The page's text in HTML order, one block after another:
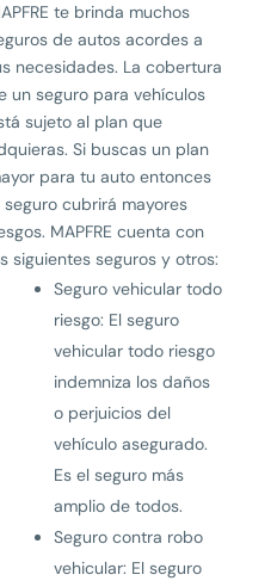
te brinda muchos
de autos acordes a
necesidades. La cobertura
un seguro para vehículos
sujeto al plan que
Si buscas un plan
para tu auto entonces
seguro cubrirá mayores
MAPFRE cuenta con
siguientes seguros y otros:
Seguro vehicular todo
riesgo: El seguro
vehicular todo riesgo
indemniza los daños
o perjuicios del
vehículo asegurado.
Es el seguro más
amplio de todos.
Seguro contra robo
vehicular: El seguro